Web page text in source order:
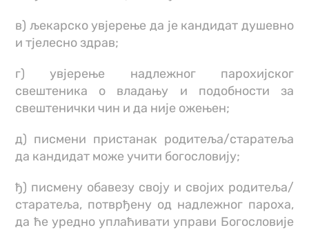
в) љекарско увјерење да је кандидат душевно
и тјелесно здрав;
г) увјерење надлежног парохијског
свештеника о владању и подобности за
свештенички чин и да није ожењен;
д) писмени пристанак родитеља/старатеља
да кандидат може учити богословију;
ђ) писмену обавезу своју и својих родитеља/
старатеља, потврђену од надлежног пароха,
да ће уредно уплаћивати управи Богословије